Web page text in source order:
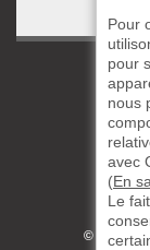
©2019 -
Pour
pour
nous
avec
(En
Le